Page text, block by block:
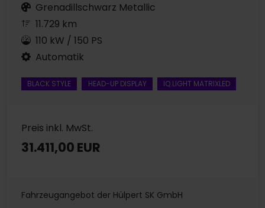
Grenadillschwarz Metallic
11.729 km
110 kW / 150 PS
Automatik
BLACK STYLE HEAD-UP DISPLAY IQ.LIGHT MATRIXLED
Preis inkl. MwSt.
31.411,00 EUR
Fahrzeugangebot der Hülpert SK GmbH